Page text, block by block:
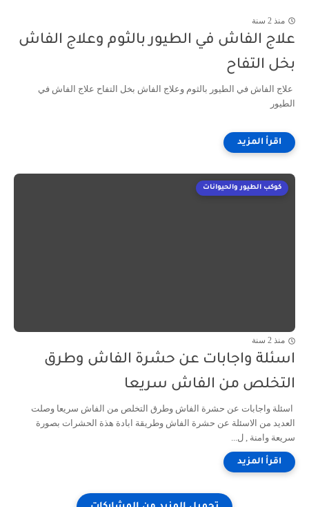
منذ 2 سنة
علاج الفاش في الطيور بالثوم وعلاج الفاش
بخل التفاح
علاج الفاش في الطيور بالثوم وعلاج الفاش بخل التفاح علاج الفاش في
الطيور
كوكب الطيور والحيوانات
منذ 2 سنة
اسئلة واجابات عن حشرة الفاش وطرق
التخلص من الفاش سريعا
اسئلة واجابات عن حشرة الفاش وطرق التخلص من الفاش سريعا وصلت
العديد من الاسئلة عن حشرة الفاش وطريقة ابادة هذة الحشرات بصورة
سريعة وامنة , ل...